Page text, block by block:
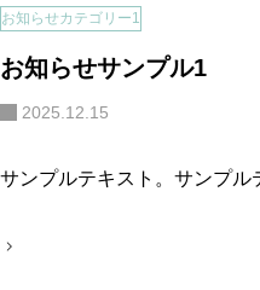
お知らせカテゴリー1
お知らせサンプル1
2025.12.15
サンプルテキスト。サンプル
投